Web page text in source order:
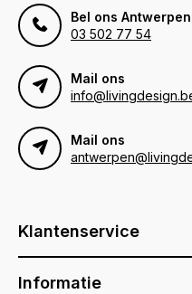
Bel ons Antwerpen
03 502 77 54
Mail ons
Mail ons
Klantenservice
Informatie